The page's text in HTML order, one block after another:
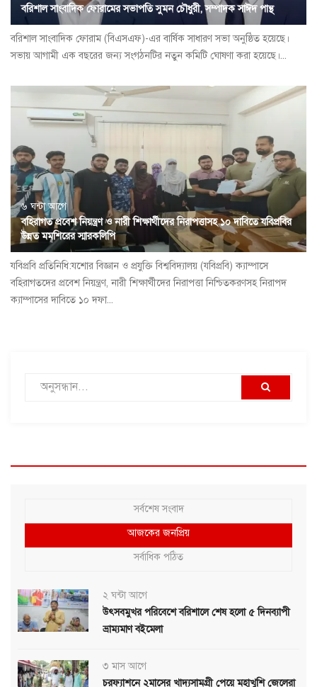
বরিশাল সাংবাদিক ফোরামের সভাপতি সুমন চৌধুরী, সম্পাদক সাঈদ পান্থ
বরিশাল সাংবাদিক ফোরাম (বিএসএফ)-এর বার্ষিক সাধারণ সভা অনুষ্ঠিত হয়েছে।
সভায় আগামী এক বছরের জন্য সংগঠনটির নতুন কমিটি ঘোষণা করা হয়েছে।...
৬ ঘন্টা আগে
বহিরাগত প্রবেশ নিয়ন্ত্রণ ও নারী শিক্ষার্থীদের নিরাপত্তাসহ ১০ দাবিতে যবিপ্রবির
উন্নত মমশিরের স্মারকলিপি
যবিপ্রবি প্রতিনিধি:যশোর বিজ্ঞান ও প্রযুক্তি বিশ্ববিদ্যালয় (যবিপ্রবি) ক্যাম্পাসে
বহিরাগতদের প্রবেশ নিয়ন্ত্রণ, নারী শিক্ষার্থীদের নিরাপত্তা নিশ্চিতকরণসহ নিরাপদ
ক্যাম্পাসের দাবিতে ১০ দফা...
সর্বশেষ সংবাদ
আজকের জনপ্রিয়
সর্বাধিক পঠিত
২ ঘন্টা আগে
উৎসবমুখর পরিবেশে বরিশালে শেষ হলো ৫ দিনব্যাপী
ভ্রাম্যমাণ বইমেলা
৩ মাস আগে
চরফ্যাশনে ২মাসের খাদ্যসামগ্রী পেয়ে মহাখুশি জেলেরা